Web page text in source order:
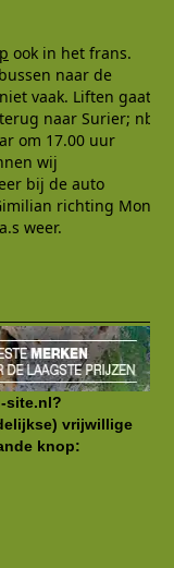
ook in het frans.
naar de
vaak. Liften gaat
naar Surier; nb
om 17.00 uur
wij
bij de auto
richting Mont
weer.
site.nl?
vrijwillige
knop: